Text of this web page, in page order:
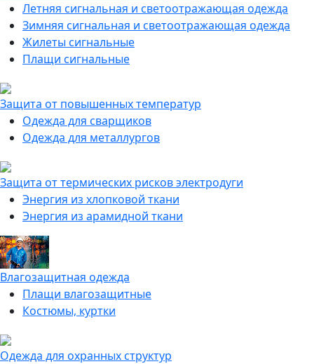
Летняя сигнальная и светоотражающая одежда
Зимняя сигнальная и светоотражающая одежда
Жилеты сигнальные
Плащи сигнальные
Защита от повышенных температур
Одежда для сварщиков
Одежда для металлургов
Защита от термических рисков электродуги
Энергия из хлопковой ткани
Энергия из арамидной ткани
Влагозащитная одежда
Плащи влагозащитные
Костюмы, куртки
Одежда для охранных структур